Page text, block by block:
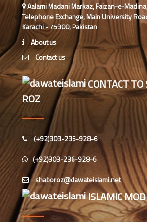
Aalami Madani Markaz, Faizan-e-
Telephone Exchange, Main University
Karachi - 75300, Pakistan
About us
Contact us
CONTACT
ROZ
(+92)303-236-928-6
(+92)303-236-928-6
ISLAMIC